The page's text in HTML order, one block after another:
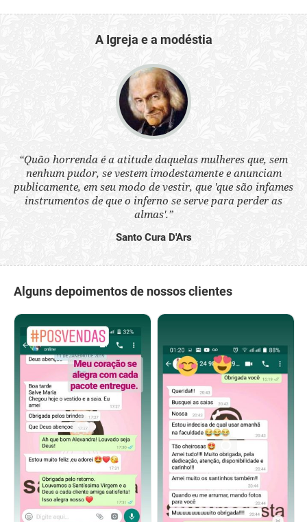
A Igreja e a modéstia
“Quão horrenda é a atitude daquelas mulheres que, sem
nenhum pudor, se vestem imodestamente e anunciam
publicamente, em seu modo de vestir, que 'que são infames
instrumentos de que o inferno se serve para perder as
almas'.”
Santo Cura D'Ars
Alguns depoimentos de nossos clientes